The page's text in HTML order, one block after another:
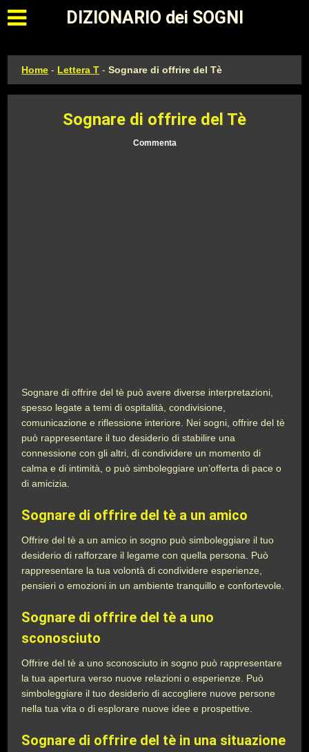
Apri il menu principale
DIZIONARIO dei SOGNI
Home - Lettera T -Sognare di offrire del Tè
Sognare di offrire del Tè
Commenta
Sognare di offrire del tè può avere diverse interpretazioni,
spesso legate a temi di ospitalità, condivisione,
comunicazione e riflessione interiore. Nei sogni, offrire del tè
può rappresentare il tuo desiderio di stabilire una
connessione con gli altri, di condividere un momento di
calma e di intimità, o può simboleggiare un’offerta di pace o
di amicizia.
Sognare di offrire del tè a un amico
Offrire del tè a un amico in sogno può simboleggiare il tuo
desiderio di rafforzare il legame con quella persona. Può
rappresentare la tua volontà di condividere esperienze,
pensieri o emozioni in un ambiente tranquillo e confortevole.
Sognare di offrire del tè a uno
sconosciuto
Offrire del tè a uno sconosciuto in sogno può rappresentare
la tua apertura verso nuove relazioni o esperienze. Può
simboleggiare il tuo desiderio di accogliere nuove persone
nella tua vita o di esplorare nuove idee e prospettive.
Sognare di offrire del tè in una situazione